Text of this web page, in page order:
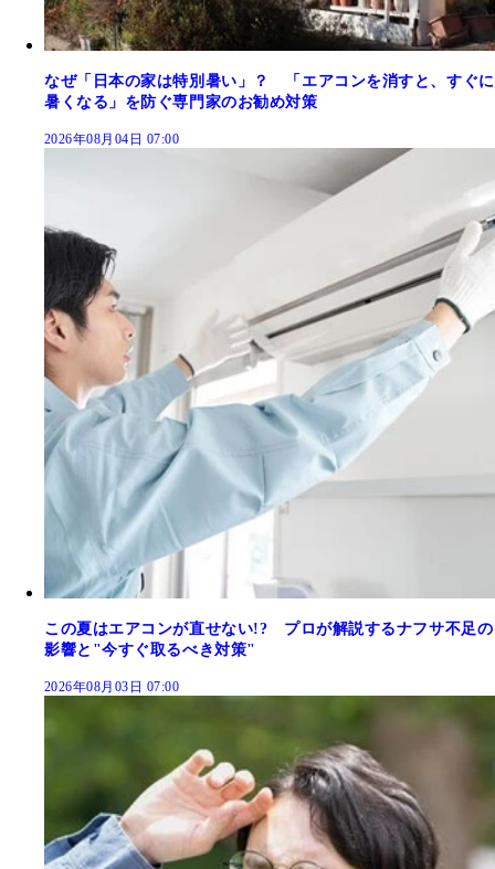
なぜ「日本の家は特別暑い」？ 「エアコンを消すと、すぐに
暑くなる」を防ぐ専門家のお勧め対策
2026年08月04日 07:00
この夏はエアコンが直せない!? プロが解説するナフサ不足の
影響と"今すぐ取るべき対策"
2026年08月03日 07:00